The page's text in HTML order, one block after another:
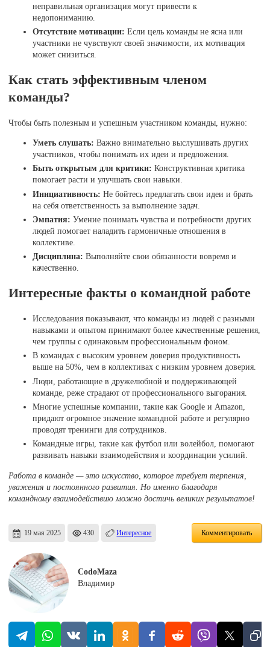
неправильная организация могут привести к
недопониманию.
Отсутствие мотивации: Если цель команды не ясна или
участники не чувствуют своей значимости, их мотивация
может снизиться.
Как стать эффективным членом
команды?
Чтобы быть полезным и успешным участником команды, нужно:
Уметь слушать: Важно внимательно выслушивать других
участников, чтобы понимать их идеи и предложения.
Быть открытым для критики: Конструктивная критика
помогает расти и улучшать свои навыки.
Инициативность: Не бойтесь предлагать свои идеи и брать
на себя ответственность за выполнение задач.
Эмпатия: Умение понимать чувства и потребности других
людей помогает наладить гармоничные отношения в
коллективе.
Дисциплина: Выполняйте свои обязанности вовремя и
качественно.
Интересные факты о командной работе
Исследования показывают, что команды из людей с разными
навыками и опытом принимают более качественные решения,
чем группы с одинаковым профессиональным фоном.
В командах с высоким уровнем доверия продуктивность
выше на 50%, чем в коллективах с низким уровнем доверия.
Люди, работающие в дружелюбной и поддерживающей
команде, реже страдают от профессионального выгорания.
Многие успешные компании, такие как Google и Amazon,
придают огромное значение командной работе и регулярно
проводят тренинги для сотрудников.
Командные игры, такие как футбол или волейбол, помогают
развивать навыки взаимодействия и координации усилий.
Работа в команде — это искусство, которое требует терпения,
уважения и постоянного развития. Но именно благодаря
командному взаимодействию можно достичь великих результатов!
19 мая 2025 430 Интересное Комментировать
CodoMaza
Владимир